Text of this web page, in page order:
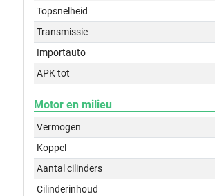
Topsnelheid
Transmissie
Importauto
APK tot
Motor en milieu
Vermogen
Koppel
Aantal cilinders
Cilinderinhoud